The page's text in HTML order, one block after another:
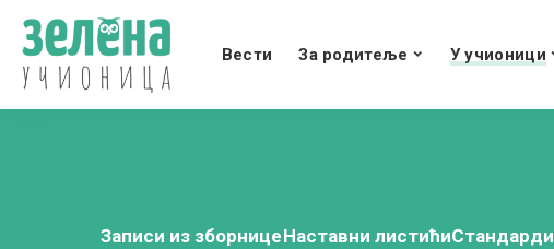
Вести За родитеље У учионици
Записи из зборницеНаставни листићиСтандарди